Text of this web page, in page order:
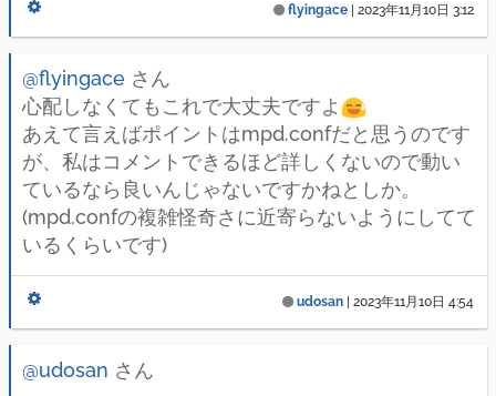
flyingace 2023年11月10日 3:12
@flyingace さん
心配しなくてもこれで大丈夫ですよ
あえて言えばポイントはmpd.confだと思うのです
が、私はコメントできるほど詳しくないので動い
ているなら良いんじゃないですかねとしか。
(mpd.confの複雑怪奇さに近寄らないようにしてて
いるくらいです)
udosan 2023年11月10日 4:54
@udosan さん